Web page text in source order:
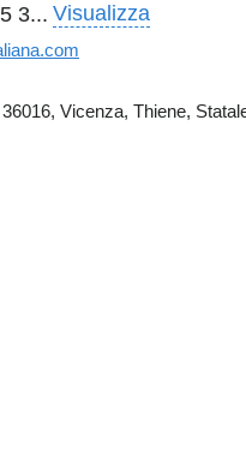
3... Visualizza
Vicenza, Thiene,